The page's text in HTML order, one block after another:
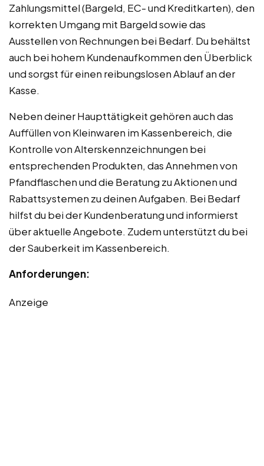
Zahlungsmittel (Bargeld, EC- und Kreditkarten), den
korrekten Umgang mit Bargeld sowie das
Ausstellen von Rechnungen bei Bedarf. Du behältst
auch bei hohem Kundenaufkommen den Überblick
und sorgst für einen reibungslosen Ablauf an der
Kasse.
Neben deiner Haupttätigkeit gehören auch das
Auffüllen von Kleinwaren im Kassenbereich, die
Kontrolle von Alterskennzeichnungen bei
entsprechenden Produkten, das Annehmen von
Pfandflaschen und die Beratung zu Aktionen und
Rabattsystemen zu deinen Aufgaben. Bei Bedarf
hilfst du bei der Kundenberatung und informierst
über aktuelle Angebote. Zudem unterstützt du bei
der Sauberkeit im Kassenbereich.
Anforderungen:
Anzeige